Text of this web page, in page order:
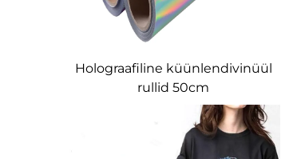
Holograafiline küünlendivinüül
rullid 50cm